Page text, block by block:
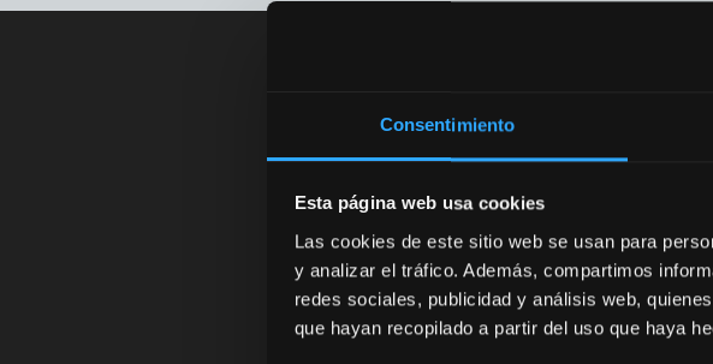
Consentimiento
Esta página web usa cookies
Las cookies de este sitio web se usan para
y analizar el tráfico. Además, compartimos
redes sociales, publicidad y análisis web,
que hayan recopilado a partir del uso que haya
Contacte o seu